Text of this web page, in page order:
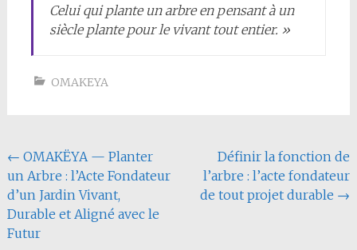
Celui qui plante un arbre en pensant à un
siècle plante pour le vivant tout entier. »
OMAKEYA
Navigation
de
l'article
← OMAKËYA — Planter
un Arbre : l’Acte Fondateur
d’un Jardin Vivant,
Durable et Aligné avec le
Futur
Définir la fonction de
l’arbre : l’acte fondateur
de tout projet durable →